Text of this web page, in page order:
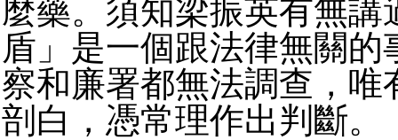
麼藥。須知梁振英有無講
盾」是一個跟法律無關的
察和廉署都無法調查，唯
剖白，憑常理作出判斷。